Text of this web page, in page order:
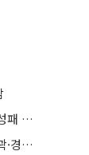
정부 공급카드 임박…서울시 협의·주민 설득이 성패 가른다
강남·서초 아파트값 오름폭 보합 근접⋯서울 외곽·경기 남부 중심 매수세